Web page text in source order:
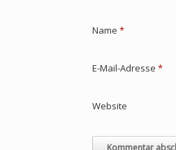
Name *
E-Mail-Adresse *
Website